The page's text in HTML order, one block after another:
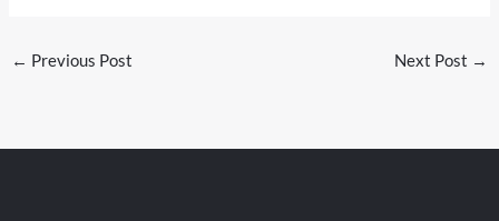
← Previous Post Next Post →